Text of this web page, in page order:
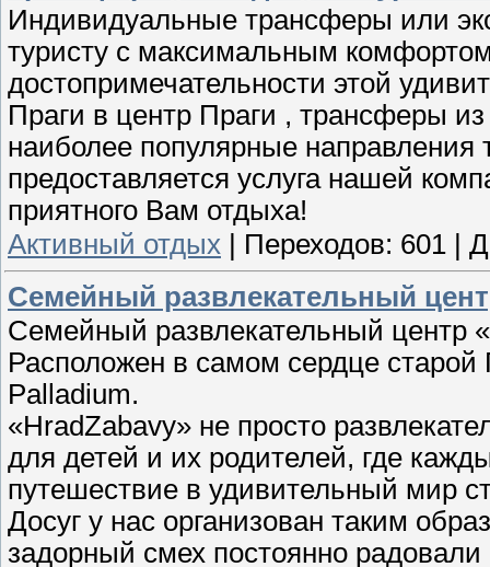
Индивидуальные трансферы или
туристу с максимальным
достопримечательности этой
Праги в центр Праги , трансферы
наиболее популярные
предоставляется услуга нашей
приятного Вам отдыха!
Активный отдых
Переходов: 601
Семейный развлекательный
Семейный развлекательный центр
Расположен в самом сердце
Palladium.
«HradZabavy» не просто
для детей и их родителей, где
путешествие в удивительный мир
Досуг у нас организован таким
задорный смех постоянно радовали